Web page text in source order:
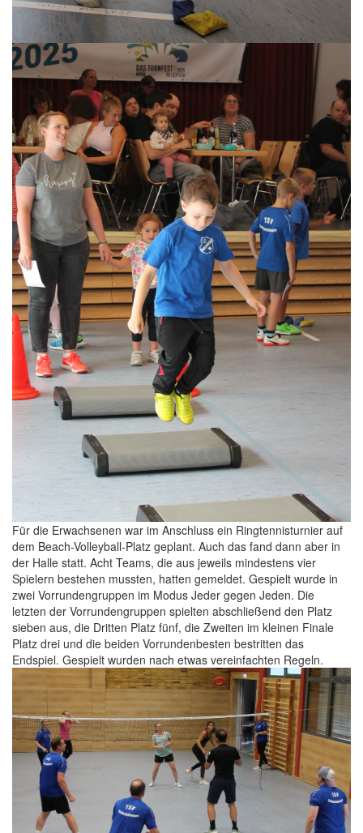
Für die Erwachsenen war im Anschluss ein Ringtennisturnier auf
dem Beach-Volleyball-Platz geplant. Auch das fand dann aber in
der Halle statt. Acht Teams, die aus jeweils mindestens vier
Spielern bestehen mussten, hatten gemeldet. Gespielt wurde in
zwei Vorrundengruppen im Modus Jeder gegen Jeden. Die
letzten der Vorrundengruppen spielten abschließend den Platz
sieben aus, die Dritten Platz fünf, die Zweiten im kleinen Finale
Platz drei und die beiden Vorrundenbesten bestritten das
Endspiel. Gespielt wurden nach etwas vereinfachten Regeln.